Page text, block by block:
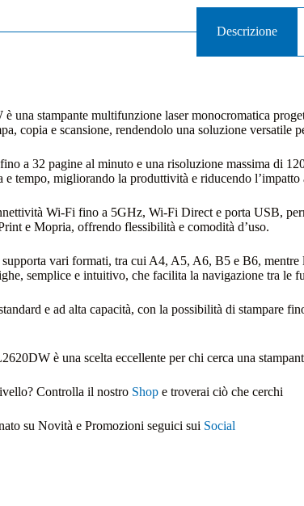
Descrizione
una stampante multifunzione laser monocromatica
copia e scansione, rendendolo una soluzione versatile
a 32 pagine al minuto e una risoluzione massima di
e tempo, migliorando la produttività e riducendo l’impatto
Wi-Fi fino a 5GHz, Wi-Fi Direct e porta USB,
e Mopria, offrendo flessibilità e comodità d’uso.
vari formati, tra cui A4, A5, A6, B5 e B6,
semplice e intuitivo, che facilita la navigazione tra le
e ad alta capacità, con la possibilità di stampare
è una scelta eccellente per chi cerca una
Controlla il nostro Shop e troverai ciò che cerchi
su Novità e Promozioni seguici sui Social